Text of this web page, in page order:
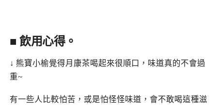
■ 飲用心得。
↓ 熊寶小榆覺得月康茶喝起來很順口，味道真的不會過
重~
有一些人比較怕苦，或是怕怪怪味道，會不敢喝這種滋